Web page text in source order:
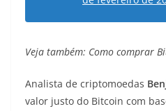
Veja também: Como comprar
Analista de criptomoedas
valor justo do Bitcoin com